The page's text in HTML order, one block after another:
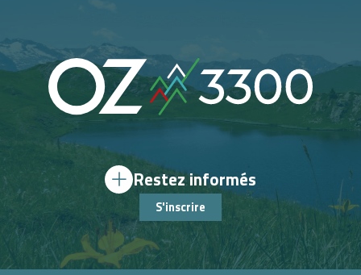
Restez informés
S'inscrire